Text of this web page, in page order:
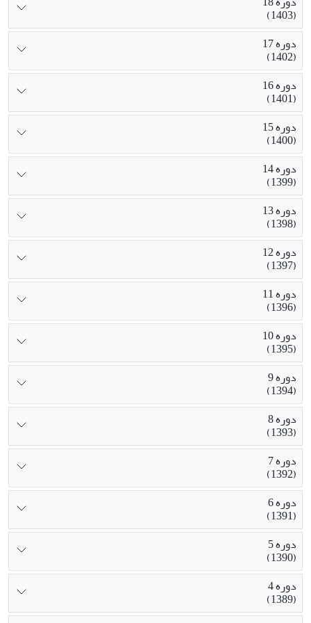
(1403)
دوره 17
(1402)
دوره 16
(1401)
دوره 15
(1400)
دوره 14
(1399)
دوره 13
(1398)
دوره 12
(1397)
دوره 11
(1396)
دوره 10
(1395)
دوره 9
(1394)
دوره 8
(1393)
دوره 7
(1392)
دوره 6
(1391)
دوره 5
(1390)
دوره 4
(1389)